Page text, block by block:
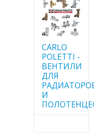
CARLO
POLETTI -
ВЕНТИЛИ
ДЛЯ
И